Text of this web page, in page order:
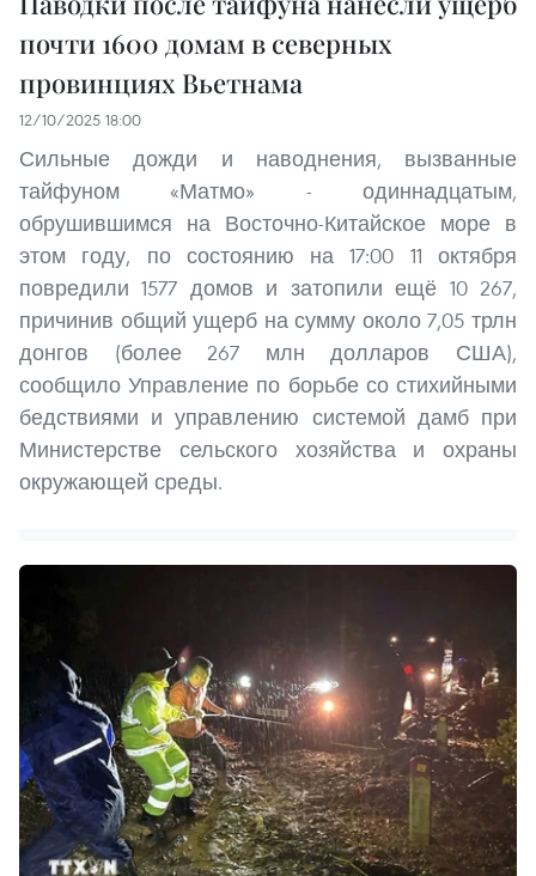
почти 1600 домам в северных
провинциях Вьетнама
12/10/2025 18:00
Сильные дожди и наводнения, вызванные
тайфуном «Матмо» - одиннадцатым,
обрушившимся на Восточно-Китайское море в
этом году, по состоянию на 17:00 11 октября
повредили 1577 домов и затопили ещё 10 267,
причинив общий ущерб на сумму около 7,05 трлн
донгов (более 267 млн долларов США),
сообщило Управление по борьбе со стихийными
бедствиями и управлению системой дамб при
Министерстве сельского хозяйства и охраны
окружающей среды.